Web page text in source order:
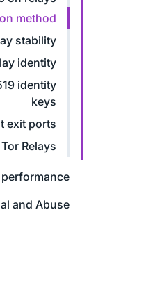
method
stability
identity
identity
keys
exit ports
Relays
performance
and Abuse